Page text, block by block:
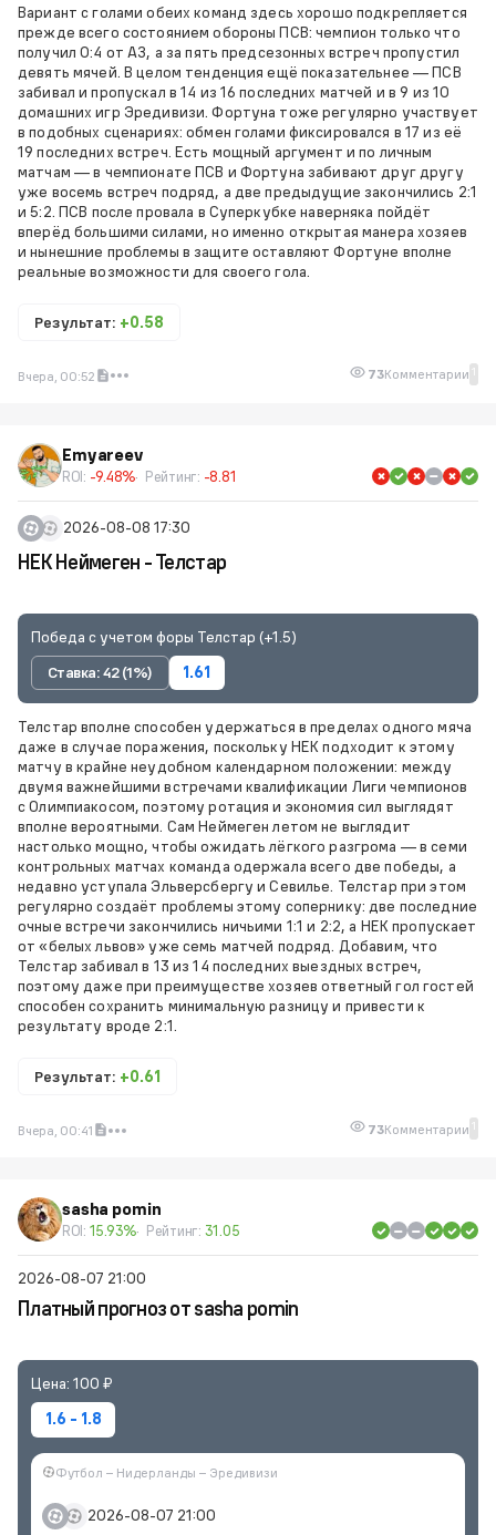
Вариант с голами обеих команд здесь хорошо подкрепляется
прежде всего состоянием обороны ПСВ: чемпион только что
получил 0:4 от АЗ, а за пять предсезонных встреч пропустил
девять мячей. В целом тенденция ещё показательнее — ПСВ
забивал и пропускал в 14 из 16 последних матчей и в 9 из 10
домашних игр Эредивизи. Фортуна тоже регулярно участвует
в подобных сценариях: обмен голами фиксировался в 17 из её
19 последних встреч. Есть мощный аргумент и по личным
матчам — в чемпионате ПСВ и Фортуна забивают друг другу
уже восемь встреч подряд, а две предыдущие закончились 2:1
и 5:2. ПСВ после провала в Суперкубке наверняка пойдёт
вперёд большими силами, но именно открытая манера хозяев
и нынешние проблемы в защите оставляют Фортуне вполне
реальные возможности для своего гола.
Результат: +0.58
Вчера, 00:52 73Комментарии 1
Emyareev
ROI: -9.48% Рейтинг: -8.81
2026-08-08 17:30
НЕК Неймеген - Телстар
Победа с учетом форы Телстар (+1.5)
Ставка: 42 (1%)
1.61
Телстар вполне способен удержаться в пределах одного мяча
даже в случае поражения, поскольку НЕК подходит к этому
матчу в крайне неудобном календарном положении: между
двумя важнейшими встречами квалификации Лиги чемпионов
с Олимпиакосом, поэтому ротация и экономия сил выглядят
вполне вероятными. Сам Неймеген летом не выглядит
настолько мощно, чтобы ожидать лёгкого разгрома — в семи
контрольных матчах команда одержала всего две победы, а
недавно уступала Эльверсбергу и Севилье. Телстар при этом
регулярно создаёт проблемы этому сопернику: две последние
очные встречи закончились ничьими 1:1 и 2:2, а НЕК пропускает
от «белых львов» уже семь матчей подряд. Добавим, что
Телстар забивал в 13 из 14 последних выездных встреч,
поэтому даже при преимуществе хозяев ответный гол гостей
способен сохранить минимальную разницу и привести к
результату вроде 2:1.
Результат: +0.61
Вчера, 00:41 73Комментарии 1
sasha pomin
ROI: 15.93% Рейтинг: 31.05
2026-08-07 21:00
Платный прогноз от sasha pomin
Цена: 100 ₽
1.6 - 1.8
Футбол – Нидерланды – Эредивизи
2026-08-07 21:00